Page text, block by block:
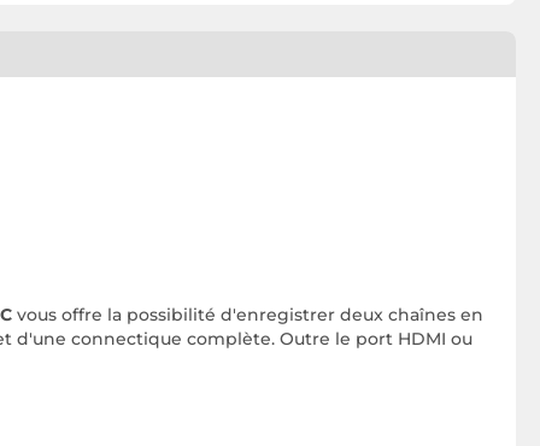
vous offre la possibilité d'enregistrer deux chaînes en
d'une connectique complète. Outre le port HDMI ou